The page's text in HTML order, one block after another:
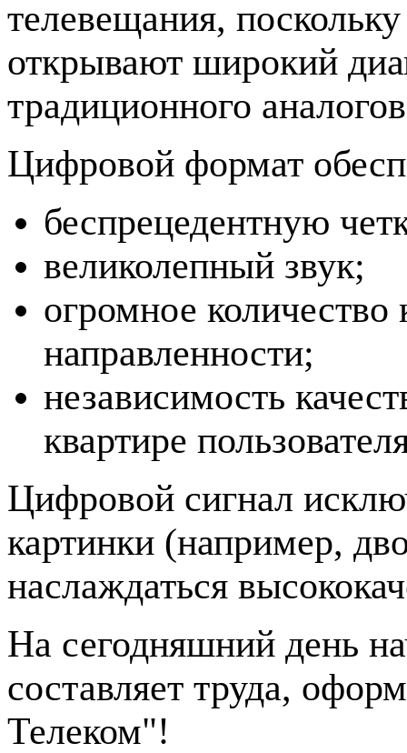
телевещания,
открывают широкий
традиционного
Цифровой формат
беспрецедентную
великолепный звук;
огромное количество
направленности;
независимость
квартире
Цифровой сигнал
картинки (например,
наслаждаться
На сегодняшний день
составляет труда,
Телеком"!